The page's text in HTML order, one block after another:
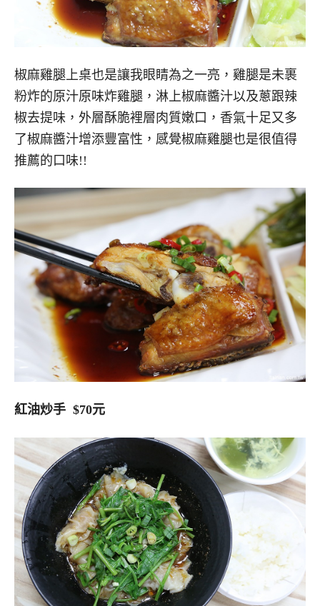
椒麻雞腿上桌也是讓我眼睛為之一亮，雞腿是未裹
粉炸的原汁原味炸雞腿，淋上椒麻醬汁以及蔥跟辣
椒去提味，外層酥脆裡層肉質嫩口，香氣十足又多
了椒麻醬汁增添豐富性，感覺椒麻雞腿也是很值得
推薦的口味!!
紅油炒手 $70元